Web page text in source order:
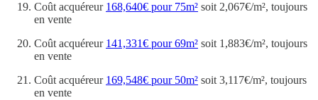
Coût acquéreur 168,640€ pour 75m² soit 2,067€/m², toujours
en vente
Coût acquéreur 141,331€ pour 69m² soit 1,883€/m², toujours
en vente
Coût acquéreur 169,548€ pour 50m² soit 3,117€/m², toujours
en vente